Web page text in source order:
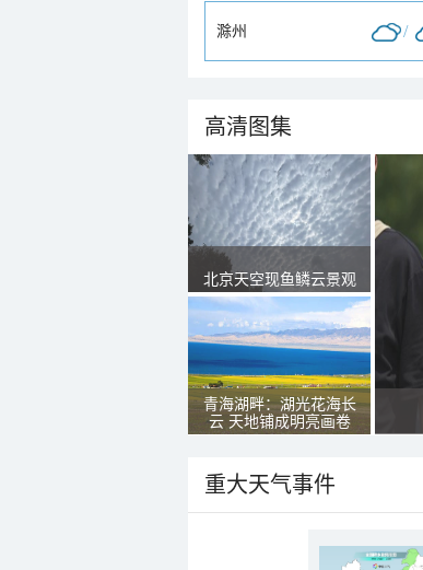
滁州 /
高清图集
北京天空现鱼鳞云景观
青海湖畔：湖光花海长
云 天地铺成明亮画卷
重大天气事件